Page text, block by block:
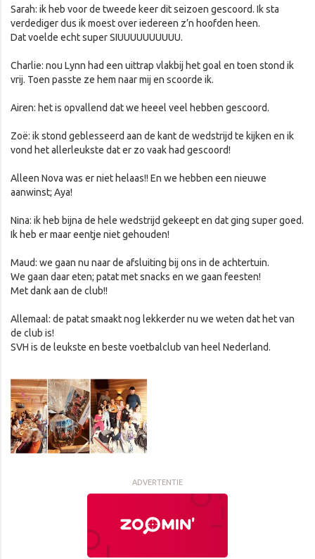
Sarah: ik heb voor de tweede keer dit seizoen gescoord. Ik sta
verdediger dus ik moest over iedereen z’n hoofden heen.
Dat voelde echt super SIUUUUUUUUUU.
Charlie: nou Lynn had een uittrap vlakbij het goal en toen stond ik
vrij. Toen passte ze hem naar mij en scoorde ik.
Airen: het is opvallend dat we heeel veel hebben gescoord.
Zoë: ik stond geblesseerd aan de kant de wedstrijd te kijken en ik
vond het allerleukste dat er zo vaak had gescoord!
Alleen Nova was er niet helaas!! En we hebben een nieuwe
aanwinst; Aya!
Nina: ik heb bijna de hele wedstrijd gekeept en dat ging super goed.
Ik heb er maar eentje niet gehouden!
Maud: we gaan nu naar de afsluiting bij ons in de achtertuin.
We gaan daar eten; patat met snacks en we gaan feesten!
Met dank aan de club!!
Allemaal: de patat smaakt nog lekkerder nu we weten dat het van
de club is!
SVH is de leukste en beste voetbalclub van heel Nederland.
ADVERTENTIE